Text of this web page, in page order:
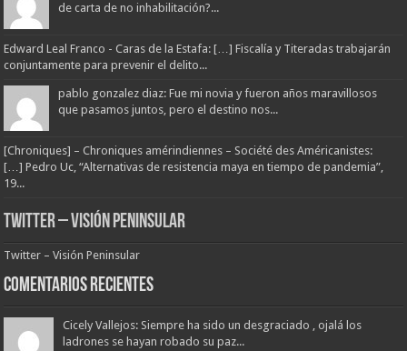
de carta de no inhabilitación?...
Edward Leal Franco - Caras de la Estafa: […] Fiscalía y Titeradas trabajarán
conjuntamente para prevenir el delito...
pablo gonzalez diaz: Fue mi novia y fueron años maravillosos
que pasamos juntos, pero el destino nos...
[Chroniques] – Chroniques amérindiennes – Société des Américanistes:
[…] Pedro Uc, “Alternativas de resistencia maya en tiempo de pandemia”,
19...
Twitter – Visión Peninsular
Twitter – Visión Peninsular
Comentarios Recientes
Cicely Vallejos: Siempre ha sido un desgraciado , ojalá los
ladrones se hayan robado su paz...